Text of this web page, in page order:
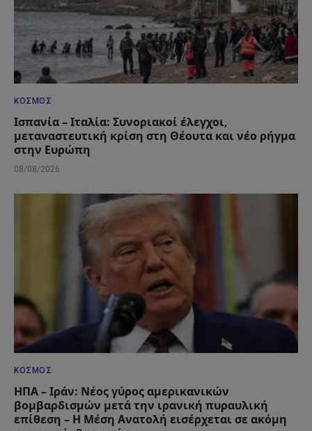
ΚΌΣΜΟΣ
Ισπανία – Ιταλία: Συνοριακοί έλεγχοι,
μεταναστευτική κρίση στη Θέουτα και νέο ρήγμα
στην Ευρώπη
08/08/2026
ΚΌΣΜΟΣ
ΗΠΑ – Ιράν: Νέος γύρος αμερικανικών
βομβαρδισμών μετά την ιρανική πυραυλική
επίθεση – Η Μέση Ανατολή εισέρχεται σε ακόμη